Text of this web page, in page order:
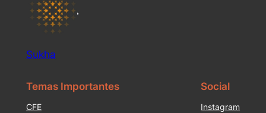
Sukha
Temas Importantes
CFE
Social
Instagram